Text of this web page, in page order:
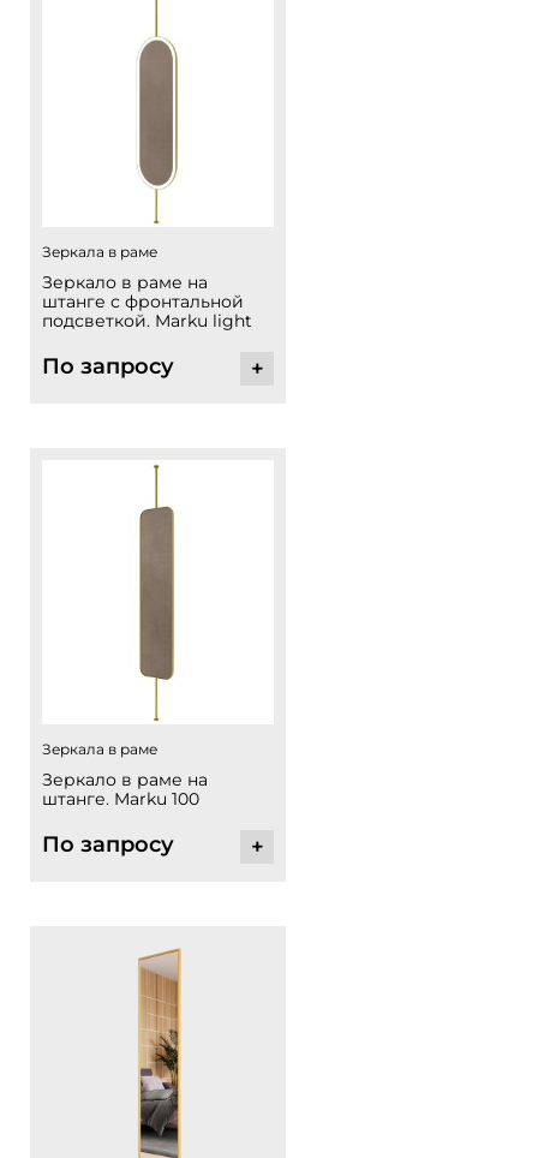
Зеркала в раме
Зеркало в раме на
штанге с фронтальной
подсветкой. Marku light
По запросу +
Зеркала в раме
Зеркало в раме на
штанге. Marku 100
По запросу +